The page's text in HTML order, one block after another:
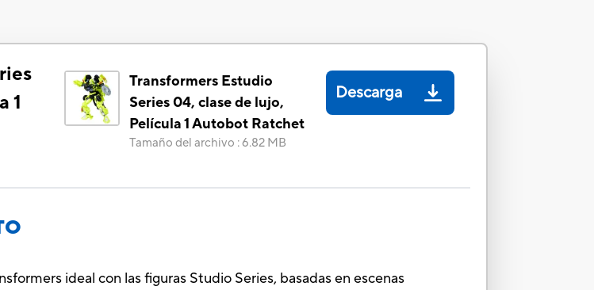
1
Transformers Estudio
Series 04, clase de lujo,
Película 1 Autobot Ratchet
Tamaño del archivo :6.82 MB
Descarga
ideal con las figuras Studio Series, basadas en escenas